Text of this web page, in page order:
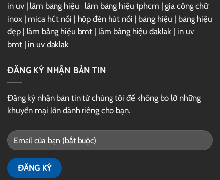
in uv | làm bảng hiệu | làm bảng hiệu tphcm | gia công chữ
inox | mica hút nổi | hộp đèn hút nổi | bảng hiệu | bảng hiệu
đẹp | làm bảng hiệu bmt | làm bảng hiệu đaklak | in uv
bmt | in uv đaklak
ĐĂNG KÝ NHẬN BẢN TIN
Đăng ký nhận bản tin từ chúng tôi để không bỏ lỡ những
khuyến mại lớn dành riêng cho bạn.